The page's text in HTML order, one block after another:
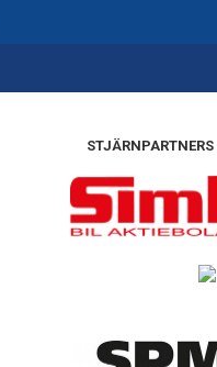
STJÄRNPARTNERS